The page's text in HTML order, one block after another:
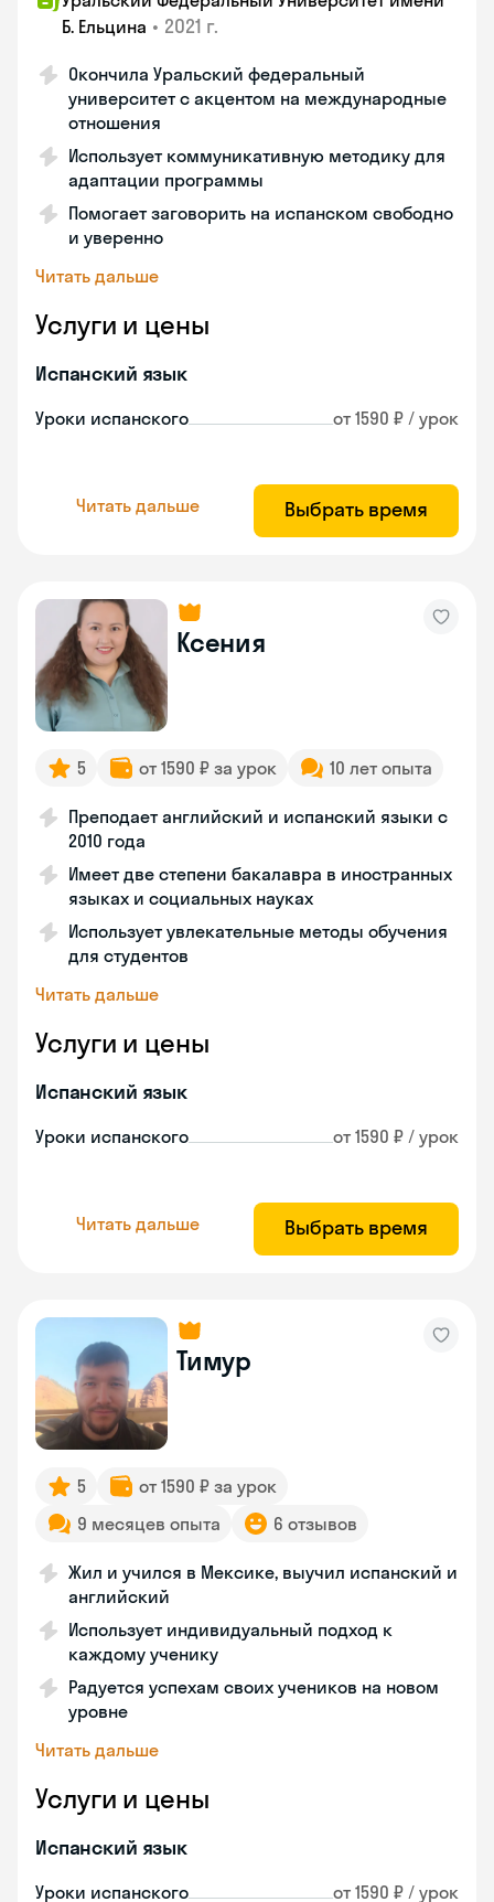
Б. Ельцина • 2021 г.
Окончила Уральский федеральный
университет с акцентом на международные
отношения
Использует коммуникативную методику для
адаптации программы
Помогает заговорить на испанском свободно
и уверенно
Читать дальше
Услуги и цены
Испанский язык
Уроки испанского от 1590 ₽ / урок
Читать дальше Выбрать время
Ксения
5 от 1590 ₽ за урок 10 лет опыта
Преподает английский и испанский языки с
2010 года
Имеет две степени бакалавра в иностранных
языках и социальных науках
Использует увлекательные методы обучения
для студентов
Читать дальше
Услуги и цены
Испанский язык
Уроки испанского от 1590 ₽ / урок
Читать дальше Выбрать время
Тимур
5
от 1590 ₽ за урок
9 месяцев опыта
6 отзывов
Жил и учился в Мексике, выучил испанский и
английский
Использует индивидуальный подход к
каждому ученику
Радуется успехам своих учеников на новом
уровне
Читать дальше
Услуги и цены
Испанский язык
Уроки испанского от 1590 ₽ / урок